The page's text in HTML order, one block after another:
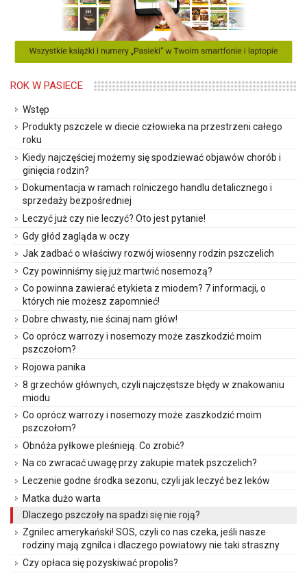
ROK W PASIECE
Wstęp
Produkty pszczele w diecie człowieka na przestrzeni całego
roku
Kiedy najczęściej możemy się spodziewać objawów chorób i
ginięcia rodzin?
Dokumentacja w ramach rolniczego handlu detalicznego i
sprzedaży bezpośredniej
Leczyć już czy nie leczyć? Oto jest pytanie!
Gdy głód zagląda w oczy
Jak zadbać o właściwy rozwój wiosenny rodzin pszczelich
Czy powinniśmy się już martwić nosemozą?
Co powinna zawierać etykieta z miodem? 7 informacji, o
których nie możesz zapomnieć!
Dobre chwasty, nie ścinaj nam głów!
Co oprócz warrozy i nosemozy może zaszkodzić moim
pszczołom?
Rojowa panika
8 grzechów głównych, czyli najczęstsze błędy w znakowaniu
miodu
Co oprócz warrozy i nosemozy może zaszkodzić moim
pszczołom?
Obnóża pyłkowe pleśnieją. Co zrobić?
Na co zwracać uwagę przy zakupie matek pszczelich?
Leczenie godne środka sezonu, czyli jak leczyć bez leków
Matka dużo warta
Dlaczego pszczoły na spadzi się nie roją?
Zgnilec amerykański! SOS, czyli co nas czeka, jeśli nasze
rodziny mają zgnilca i dlaczego powiatowy nie taki straszny
Czy opłaca się pozyskiwać propolis?